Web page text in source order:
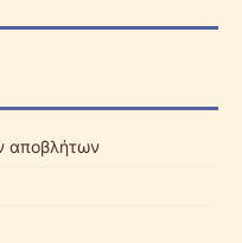
αποβλήτων